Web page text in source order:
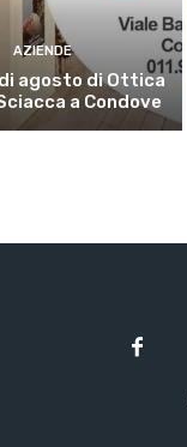
AZIENDE
agosto di Ottica
a Condove